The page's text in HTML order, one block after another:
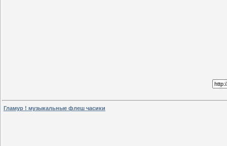
Гламур ! музыкальные флеш часики